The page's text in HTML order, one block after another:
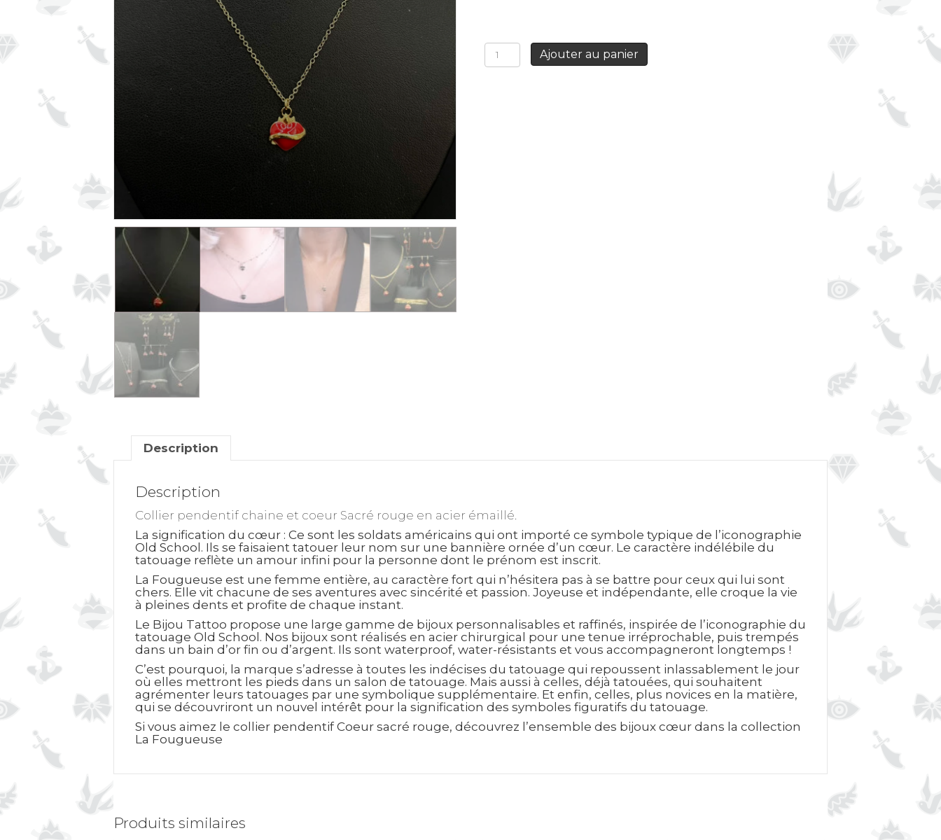
quantité
de
Collier
Ajouter au panier
Description
Description
Collier pendentif chaine et coeur Sacré rouge en acier émaillé.
La signification du cœur : Ce sont les soldats américains qui ont importé ce symbole typique de l’iconographie
Old School. Ils se faisaient tatouer leur nom sur une bannière ornée d’un cœur. Le caractère indélébile du
tatouage reflète un amour infini pour la personne dont le prénom est inscrit.
La Fougueuse est une femme entière, au caractère fort qui n’hésitera pas à se battre pour ceux qui lui sont
chers. Elle vit chacune de ses aventures avec sincérité et passion. Joyeuse et indépendante, elle croque la vie
à pleines dents et profite de chaque instant.
Le Bijou Tattoo propose une large gamme de bijoux personnalisables et raffinés, inspirée de l’iconographie du
tatouage Old School. Nos bijoux sont réalisés en acier chirurgical pour une tenue irréprochable, puis trempés
dans un bain d’or fin ou d’argent. Ils sont waterproof, water-résistants et vous accompagneront longtemps !
C’est pourquoi, la marque s’adresse à toutes les indécises du tatouage qui repoussent inlassablement le jour
où elles mettront les pieds dans un salon de tatouage. Mais aussi à celles, déjà tatouées, qui souhaitent
agrémenter leurs tatouages par une symbolique supplémentaire. Et enfin, celles, plus novices en la matière,
qui se découvriront un nouvel intérêt pour la signification des symboles figuratifs du tatouage.
Si vous aimez le collier pendentif Coeur sacré rouge, découvrez l’ensemble des bijoux cœur dans la collection
La Fougueuse
Produits similaires